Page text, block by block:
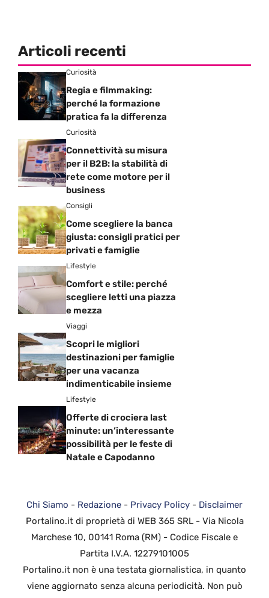
Articoli recenti
Curiosità
Regia e filmmaking:
perché la formazione
pratica fa la differenza
Curiosità
Connettività su misura
per il B2B: la stabilità di
rete come motore per il
business
Consigli
Come scegliere la banca
giusta: consigli pratici per
privati e famiglie
Lifestyle
Comfort e stile: perché
scegliere letti una piazza
e mezza
Viaggi
Scopri le migliori
destinazioni per famiglie
per una vacanza
indimenticabile insieme
Lifestyle
Offerte di crociera last
minute: un’interessante
possibilità per le feste di
Natale e Capodanno
Chi Siamo - Redazione - Privacy Policy - Disclaimer
Portalino.it di proprietà di WEB 365 SRL - Via Nicola
Marchese 10, 00141 Roma (RM) - Codice Fiscale e
Partita I.V.A. 12279101005
Portalino.it non è una testata giornalistica, in quanto
viene aggiornato senza alcuna periodicità. Non può